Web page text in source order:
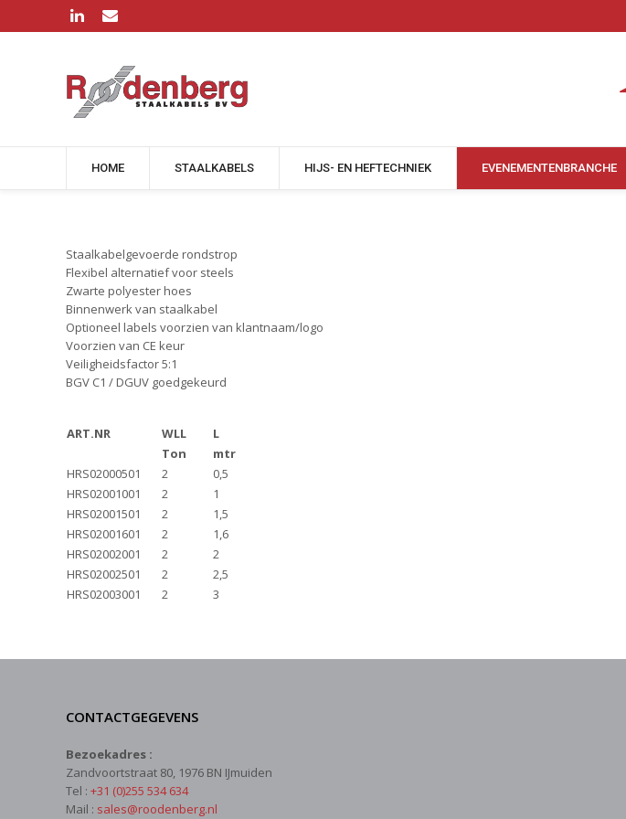
HOME STAALKABELS HIJS- EN HEFTECHNIEK EVENEMENTENBRANCHE
Staalkabelgevoerde rondstrop
Flexibel alternatief voor steels
Zwarte polyester hoes
Binnenwerk van staalkabel
Optioneel labels voorzien van klantnaam/logo
Voorzien van CE keur
Veiligheidsfactor 5:1
BGV C1 / DGUV goedgekeurd
ART.NR WLL
L
Ton
mtr
HRS02000501
2
0,5
HRS02001001
2
1
HRS02001501
2
1,5
HRS02001601
2
1,6
HRS02002001
2
2
HRS02002501
2
2,5
HRS02003001
2 3
CONTACTGEGEVENS
Bezoekadres :
Zandvoortstraat 80, 1976 BN IJmuiden
Tel : +31 (0)255 534 634
Mail : sales@roodenberg.nl